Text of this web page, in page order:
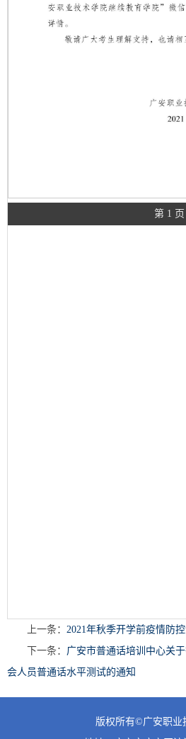
第 1 页
上一条： 2021年秋季开学前疫情防
下一条： 广安市普通话培训中心关
会人员普通话水平测试的通知
版权所有©广安职业